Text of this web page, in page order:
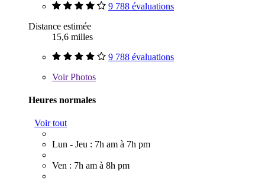
9 788 évaluations
Distance estimée
15,6 milles
9 788 évaluations
VoirPhotos
Heures normales
Voir tout
Lun - Jeu : 7h am à 7h pm
Ven : 7h am à 8h pm